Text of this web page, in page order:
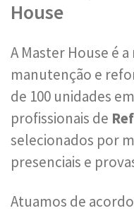
House
A Master House é
manutenção e
de 100 unidades
profissionais de
selecionados por
presenciais e
Atuamos de